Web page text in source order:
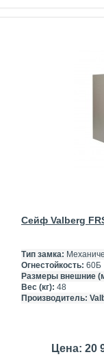
Сейф Valberg
Тип замка:
Огнестойкость: 60Б
Размеры внешние
Вес (кг): 48
Производитель:
Цена: 20